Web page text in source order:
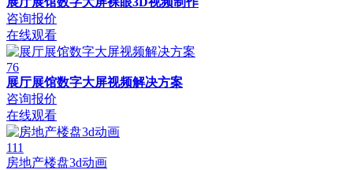
咨询报价
在线观看
76
展厅展馆数字大屏视频解决方案
咨询报价
在线观看
111
房地产楼盘3d动画